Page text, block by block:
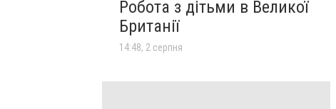
Робота з дітьми в Великої
Британії
14:48, 2 серпня